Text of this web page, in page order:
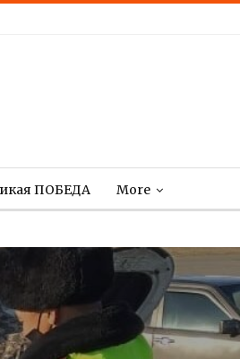
ПОБЕДА More